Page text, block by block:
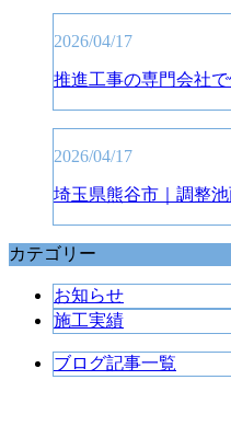
2026/04/17
推進工事の専門会社
2026/04/17
埼玉県熊谷市｜調整
カテゴリー
お知らせ
施工実績
ブログ記事一覧